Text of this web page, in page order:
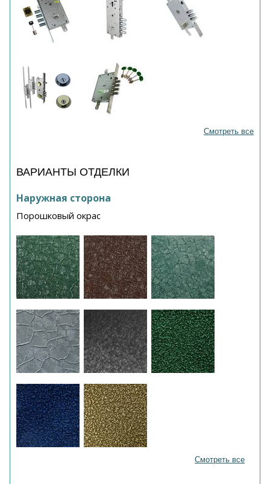
Смотреть все
ВАРИАНТЫ ОТДЕЛКИ
Наружная сторона
Порошковый окрас
Смотреть все